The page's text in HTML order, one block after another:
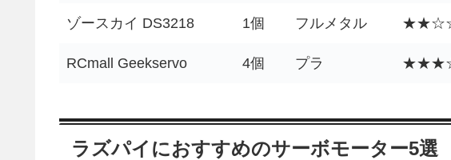
ゾースカイ DS3218 1個 フルメタル
RCmall Geekservo 4個 プラ
ラズパイにおすすめのサーボモーター5選